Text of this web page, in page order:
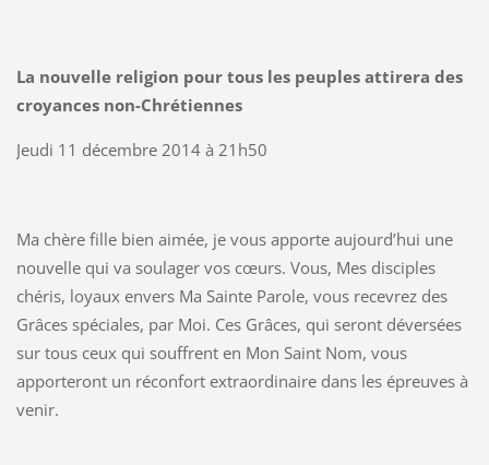
La nouvelle religion pour tous les peuples attirera des
croyances non-Chrétiennes
Jeudi 11 décembre 2014 à 21h50
Ma chère fille bien aimée, je vous apporte aujourd’hui une
nouvelle qui va soulager vos cœurs. Vous, Mes disciples
chéris, loyaux envers Ma Sainte Parole, vous recevrez des
Grâces spéciales, par Moi. Ces Grâces, qui seront déversées
sur tous ceux qui souffrent en Mon Saint Nom, vous
apporteront un réconfort extraordinaire dans les épreuves à
venir.